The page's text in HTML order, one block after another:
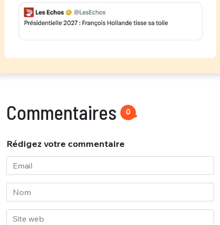
Commentaires 0
Rédigez votre commentaire